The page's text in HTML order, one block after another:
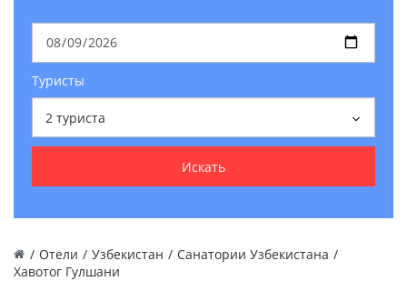
Туристы
2 туриста
Искать
/ Отели / Узбекистан / Санатории Узбекистана /
Хавотог Гулшани